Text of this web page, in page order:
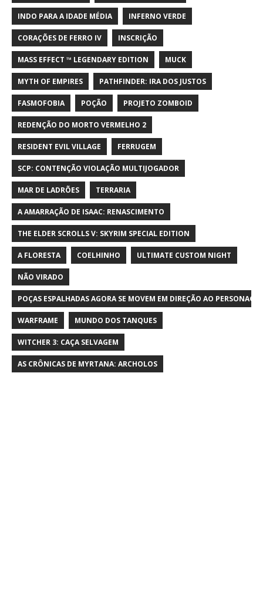
INDO PARA A IDADE MÉDIA INFERNO VERDE
CORAÇÕES DE FERRO IV INSCRIÇÃO
MASS EFFECT ™ LEGENDARY EDITION MUCK
MYTH OF EMPIRES PATHFINDER: IRA DOS JUSTOS
FASMOFOBIA POÇÃO PROJETO ZOMBOID
REDENÇÃO DO MORTO VERMELHO 2
RESIDENT EVIL VILLAGE FERRUGEM
SCP: CONTENÇÃO VIOLAÇÃO MULTIJOGADOR
MAR DE LADRÕES TERRARIA
A AMARRAÇÃO DE ISAAC: RENASCIMENTO
THE ELDER SCROLLS V: SKYRIM SPECIAL EDITION
A FLORESTA COELHINHO ULTIMATE CUSTOM NIGHT
NÃO VIRADO
POÇAS ESPALHADAS AGORA SE MOVEM EM DIREÇÃO AO
WARFRAME MUNDO DOS TANQUES
WITCHER 3: CAÇA SELVAGEM
AS CRÔNICAS DE MYRTANA: ARCHOLOS